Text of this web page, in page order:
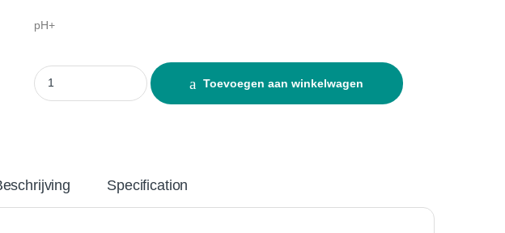
pH+
Bionova pH+ 1L quantity
Toevoegen aan winkelwagen
Specification